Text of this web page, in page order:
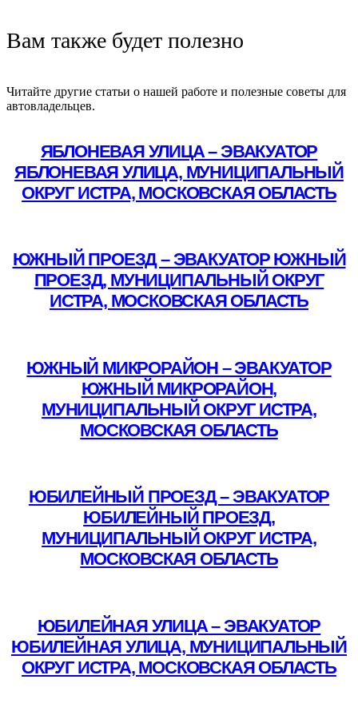
Вам также будет полезно
Читайте другие статьи о нашей работе и полезные советы для
автовладельцев.
ЯБЛОНЕВАЯ УЛИЦА – ЭВАКУАТОР
ЯБЛОНЕВАЯ УЛИЦА, МУНИЦИПАЛЬНЫЙ
ОКРУГ ИСТРА, МОСКОВСКАЯ ОБЛАСТЬ
ЮЖНЫЙ ПРОЕЗД – ЭВАКУАТОР ЮЖНЫЙ
ПРОЕЗД, МУНИЦИПАЛЬНЫЙ ОКРУГ
ИСТРА, МОСКОВСКАЯ ОБЛАСТЬ
ЮЖНЫЙ МИКРОРАЙОН – ЭВАКУАТОР
ЮЖНЫЙ МИКРОРАЙОН,
МУНИЦИПАЛЬНЫЙ ОКРУГ ИСТРА,
МОСКОВСКАЯ ОБЛАСТЬ
ЮБИЛЕЙНЫЙ ПРОЕЗД – ЭВАКУАТОР
ЮБИЛЕЙНЫЙ ПРОЕЗД,
МУНИЦИПАЛЬНЫЙ ОКРУГ ИСТРА,
МОСКОВСКАЯ ОБЛАСТЬ
ЮБИЛЕЙНАЯ УЛИЦА – ЭВАКУАТОР
ЮБИЛЕЙНАЯ УЛИЦА, МУНИЦИПАЛЬНЫЙ
ОКРУГ ИСТРА, МОСКОВСКАЯ ОБЛАСТЬ